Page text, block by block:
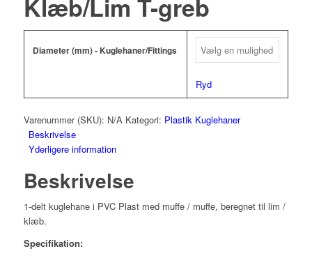
Klæb/Lim T-greb
Diameter (mm) - Kuglehaner/Fittings
Ryd
Varenummer (SKU): N/A Kategori: Plastik Kuglehaner
Beskrivelse
Yderligere information
Beskrivelse
1-delt kuglehane i PVC Plast med muffe / muffe, beregnet til lim /
klæb.
Specifikation: